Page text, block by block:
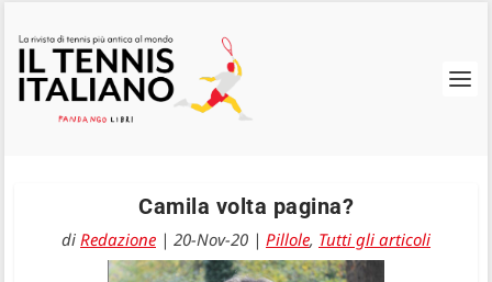
Camila volta pagina?
di Redazione | 20-Nov-20 | Pillole, Tutti gli articoli